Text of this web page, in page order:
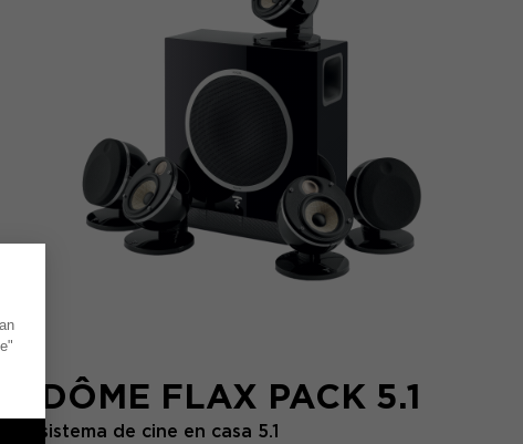
DÔME FLAX PACK 5.1
sistema de cine en casa 5.1